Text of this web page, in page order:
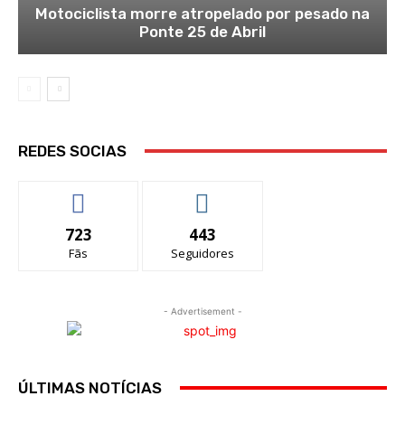
Motociclista morre atropelado por pesado na
Ponte 25 de Abril
REDES SOCIAS
723
Fãs
443
Seguidores
- Advertisement -
ÚLTIMAS NOTÍCIAS